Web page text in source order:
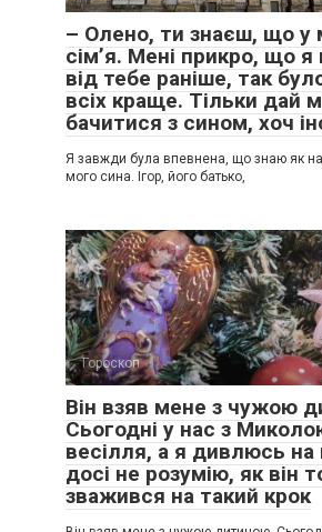
– Олено, ти знаєш, що у
сім’я. Мені прикро, що я
від тебе раніше, так
всіх краще. Тільки дай
бачитися з сином, хоч
Я завжди була впевнена, що знаю як
мого сина. Ігор, його батько,
Гороскоп
Він взяв мене з чужою
Сьогодні у нас з
весілля, а я дивлюсь на
досі не розумію, як він
зважився на такий крок